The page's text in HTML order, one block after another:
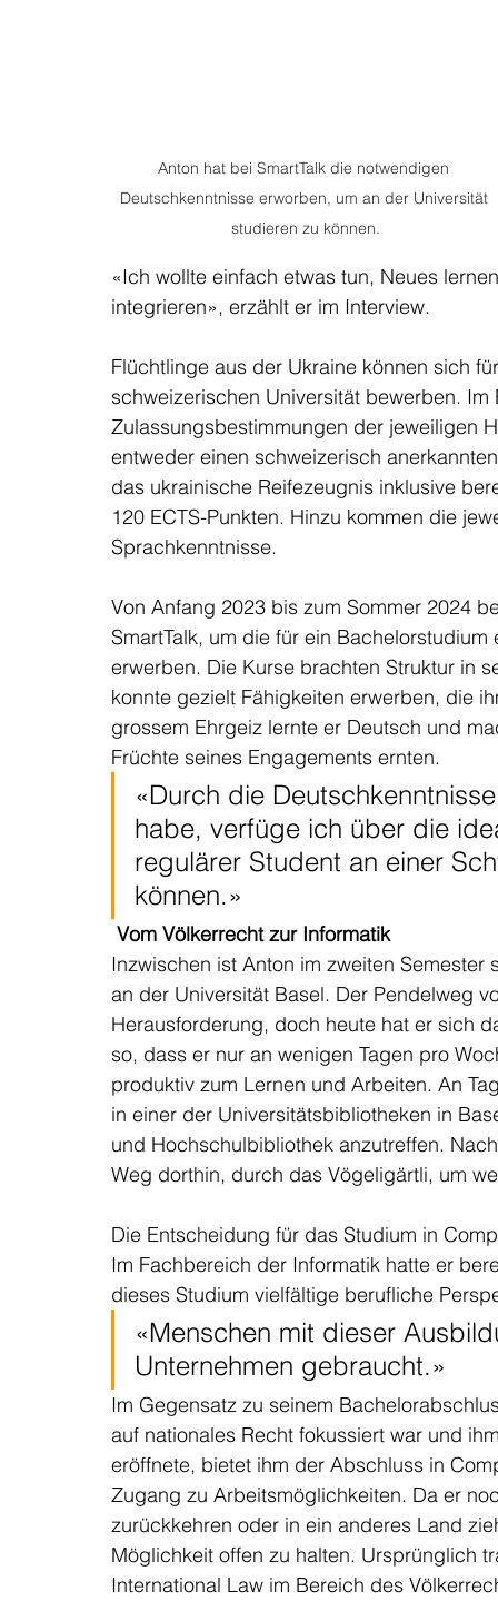
Anton hat bei SmartTalk die notwendigen
Deutschkenntnisse erworben, um an der Universität
studieren zu können.
«Ich wollte einfach etwas tun, Neues
integrieren», erzählt er im Interview.
Flüchtlinge aus der Ukraine können sich
schweizerischen Universität bewerben.
Zulassungsbestimmungen der jeweiligen
entweder einen schweizerisch
das ukrainische Reifezeugnis inklusive
120 ECTS-Punkten. Hinzu kommen die
Sprachkenntnisse.
Von Anfang 2023 bis zum Sommer 2024
SmartTalk, um die für ein
erwerben. Die Kurse brachten Struktur in
konnte gezielt Fähigkeiten erwerben, die
grossem Ehrgeiz lernte er Deutsch und
Früchte seines Engagements ernten.
«Durch die
habe, verfüge ich über die
regulärer Student an einer
können.»
Vom Völkerrecht zur Informatik
Inzwischen ist Anton im zweiten
an der Universität Basel. Der Pendelweg
Herausforderung, doch heute hat er sich
so, dass er nur an wenigen Tagen pro
produktiv zum Lernen und Arbeiten. An
in einer der Universitätsbibliotheken in
und Hochschulbibliothek anzutreffen.
Weg dorthin, durch das Vögeligärtli, um
Die Entscheidung für das Studium in
Im Fachbereich der Informatik hatte er
dieses Studium vielfältige berufliche
«Menschen mit dieser
Unternehmen gebraucht.»
Im Gegensatz zu seinem
auf nationales Recht fokussiert war und
eröffnete, bietet ihm der Abschluss in
Zugang zu Arbeitsmöglichkeiten. Da er
zurückkehren oder in ein anderes Land
Möglichkeit offen zu halten. Ursprünglich
International Law im Bereich des